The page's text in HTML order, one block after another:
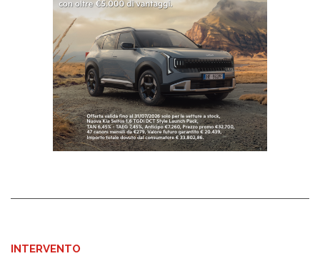
INTERVENTO